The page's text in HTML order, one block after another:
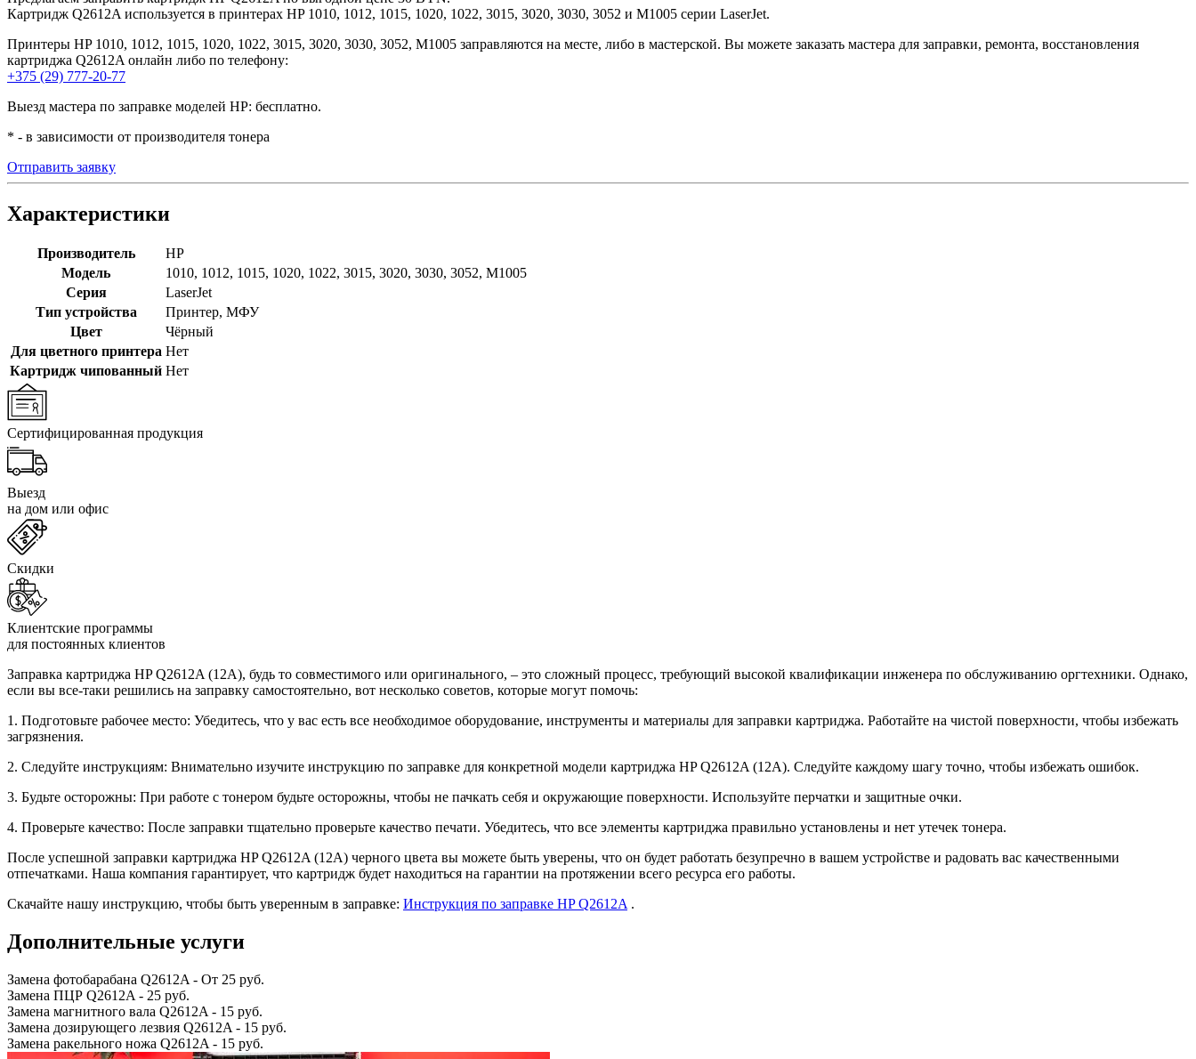
Картридж Q2612A используется в принтерах HP 1010, 1012, 1015, 1020, 1022, 3015, 3020, 3030, 3052 и M1005 серии LaserJet.
Принтеры HP 1010, 1012, 1015, 1020, 1022, 3015, 3020, 3030, 3052, M1005 заправляются на месте, либо в мастерской. Вы можете заказать мастера для заправки, ремонта, восстановления
картриджа Q2612A онлайн либо по телефону:
+375 (29) 777-20-77
Выезд мастера по заправке моделей HP: бесплатно.
* - в зависимости от производителя тонера
Отправить заявку
Характеристики
Производитель
HP
Модель
1010, 1012, 1015, 1020, 1022, 3015, 3020, 3030, 3052, M1005
Серия
LaserJet
Тип устройства
Принтер, МФУ
Цвет
Чёрный
Для цветного принтера Нет
Картридж чипованный Нет
Сертифицированная продукция
Выезд
на дом или офис
Скидки
Клиентские программы
для постоянных клиентов
Заправка картриджа HP Q2612A (12A), будь то совместимого или оригинального, – это сложный процесс, требующий высокой квалификации инженера по обслуживанию оргтехники. Однако,
если вы все-таки решились на заправку самостоятельно, вот несколько советов, которые могут помочь:
1. Подготовьте рабочее место: Убедитесь, что у вас есть все необходимое оборудование, инструменты и материалы для заправки картриджа. Работайте на чистой поверхности, чтобы избежать
загрязнения.
2. Следуйте инструкциям: Внимательно изучите инструкцию по заправке для конкретной модели картриджа HP Q2612A (12A). Следуйте каждому шагу точно, чтобы избежать ошибок.
3. Будьте осторожны: При работе с тонером будьте осторожны, чтобы не пачкать себя и окружающие поверхности. Используйте перчатки и защитные очки.
4. Проверьте качество: После заправки тщательно проверьте качество печати. Убедитесь, что все элементы картриджа правильно установлены и нет утечек тонера.
После успешной заправки картриджа HP Q2612A (12A) черного цвета вы можете быть уверены, что он будет работать безупречно в вашем устройстве и радовать вас качественными
отпечатками. Наша компания гарантирует, что картридж будет находиться на гарантии на протяжении всего ресурса его работы.
Скачайте нашу инструкцию, чтобы быть уверенным в заправке: Инструкция по заправке HP Q2612A.
Дополнительные услуги
Замена фотобарабана Q2612A - От 25 руб.
Замена ПЦР Q2612A - 25 руб.
Замена магнитного вала Q2612A - 15 руб.
Замена дозирующего лезвия Q2612A - 15 руб.
Замена ракельного ножа Q2612A - 15 руб.